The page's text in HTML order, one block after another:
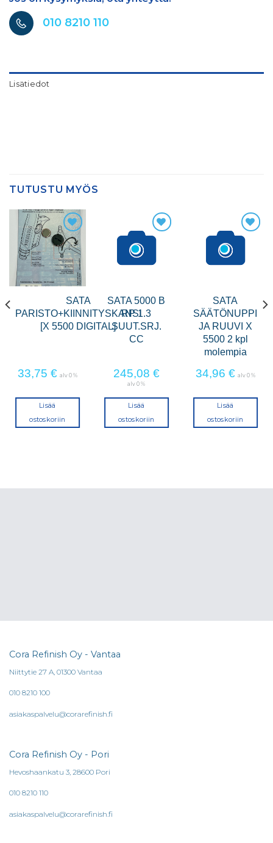
010 8210 110
Lisätiedot
TUTUSTU MYÖS
SATA
PARISTO+KIINNITYSKANSI
[X 5500 DIGITAL]
33,75 € alv 0 %
Lisää
ostoskoriin
SATA 5000 B
RP 1.3
SUUT.SRJ.
CC
245,08 €
alv 0 %
Lisää
ostoskoriin
SATA
SÄÄTÖNUPPI
JA RUUVI X
5500 2 kpl
molempia
34,96 € alv 0 %
Lisää
ostoskoriin
Cora Refinish Oy - Vantaa
Niittytie 27 A, 01300 Vantaa
010 8210 100
asiakaspalvelu@corarefinish.fi
Cora Refinish Oy - Pori
Hevoshaankatu 3, 28600 Pori
010 8210 110
asiakaspalvelu@corarefinish.fi